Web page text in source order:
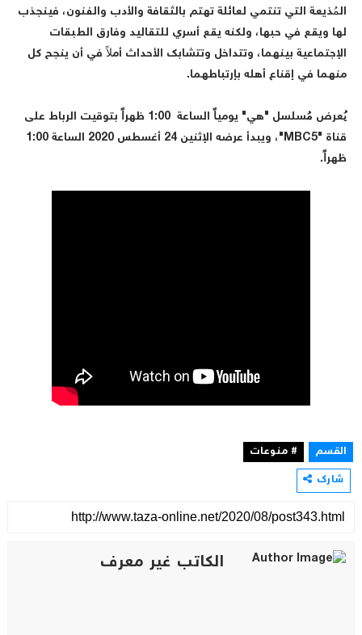
المُذيعة التي تنتمي لعائلة تهتم بالثقافة والأدب والفنون، فينجذب
لها ويقع في حبها، ولكنه يقع أسري للتقاليد وفارق الطبقات
الإجتماعية بينهما، وتتداخل وتتشابك الأحداث أملاً في أن ينجح كل
منهما في إقناع أهله بإرتباطهما.
يُعرض مُسلسل "هي" يومياً الساعة 1:00 ظهراً بتوقيت الرباط على
قناة "MBC5"، ويبدأ عرضه الإثنين 24 أغسطس 2020 الساعة 1:00
ظهراً.
القسم
# منوعات
شارك
الكاتب غير معرف